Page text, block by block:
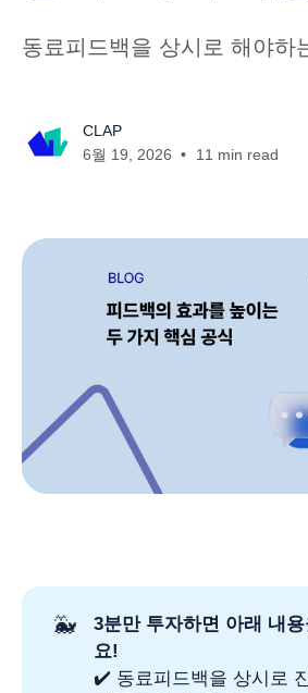
동료피드백을 상시로 해야하
CLAP
6월 19, 2026
11 min read
🐳
3분만 투자하면 아래 내
요!
✔️ 동료피드백을 상시로